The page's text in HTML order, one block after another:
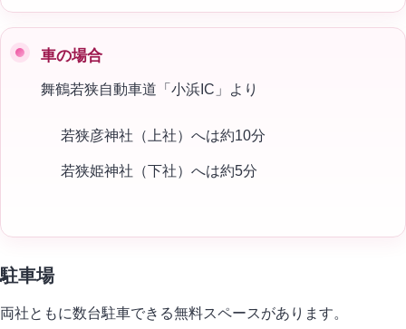
車の場合
舞鶴若狭自動車道「小浜IC」より
若狭彦神社（上社）へは約10分
若狭姫神社（下社）へは約5分
駐車場
両社ともに数台駐車できる無料スペースがあります。